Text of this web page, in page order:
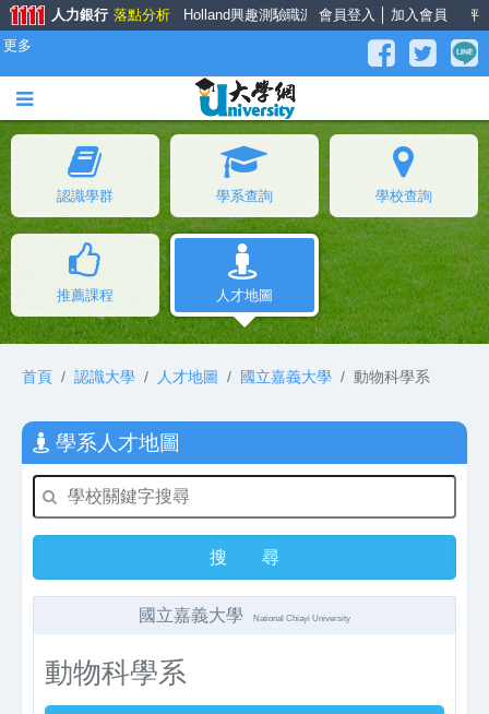
會員登入 加入會員
人力銀行 落點分析 Holland興趣測驗職涯大師 面試經驗談薪資公秤
更多
認識學群 學系查詢 學校查詢
推薦課程 人才地圖
首頁 認識大學 人才地圖 國立嘉義大學 動物科學系
學系人才地圖
國立嘉義大學 National Chiayi University
動物科學系